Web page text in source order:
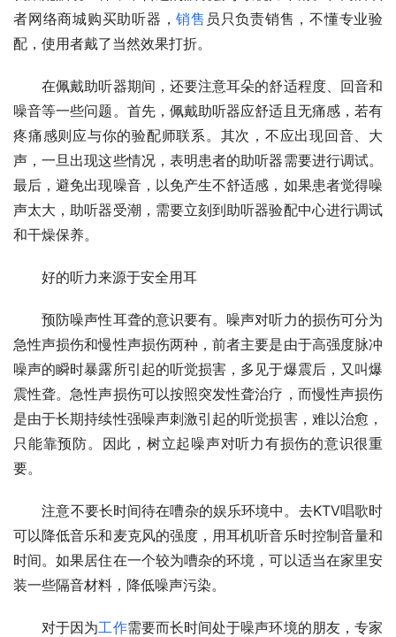
者网络商城购买助听器，销售 员只负责销售，不懂专业验
配，使用者戴了当然效果打折。
在佩戴助听器期间，还要注意耳朵的舒适程度、回音和
噪音等一些问题。首先，佩戴助听器应舒适且无痛感，若有
疼痛感则应与你的验配师联系。其次，不应出现回音、大
声，一旦出现这些情况，表明患者的助听器需要进行调试。
最后，避免出现噪音，以免产生不舒适感，如果患者觉得噪
声太大，助听器受潮，需要立刻到助听器验配中心进行调试
和干燥保养。
好的听力来源于安全用耳
预防噪声性耳聋的意识要有。噪声对听力的损伤可分为
急性声损伤和慢性声损伤两种，前者主要是由于高强度脉冲
噪声的瞬时暴露所引起的听觉损害，多见于爆震后，又叫爆
震性聋。急性声损伤可以按照突发性聋治疗，而慢性声损伤
是由于长期持续性强噪声刺激引起的听觉损害，难以治愈，
只能靠预防。因此，树立起噪声对听力有损伤的意识很重
要。
注意不要长时间待在嘈杂的娱乐环境中。去KTV唱歌时
可以降低音乐和麦克风的强度，用耳机听音乐时控制音量和
时间。如果居住在一个较为嘈杂的环境，可以适当在家里安
装一些隔音材料，降低噪声污染。
对于因为工作需要而长时间处于噪声环境的朋友，专家